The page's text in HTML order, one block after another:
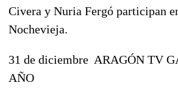
Civera y Nuria Fergó participan
Nochevieja.
31 de diciembre  ARAGÓN TV
AÑO